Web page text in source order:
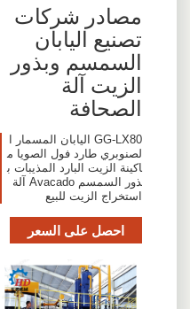
مصادر شركات
تصنيع اليابان
السمسم وبذور
الزيت آلة
الصحافة
GG-LX80 اليابان المسمار ا
لصنوبري طارد فول الصويا م
اكينة الزيت البارد المذيبات ب
ذور السمسم Avacado آلة
استخراج الزيت للبيع
احصل على السعر